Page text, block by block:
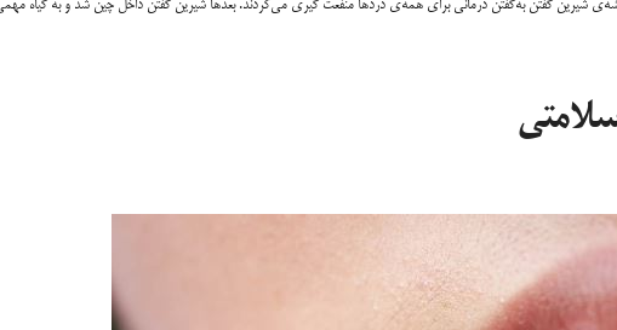
شیرین گفتن به‌گفتن درمانی برای همه‌ی دردها منفعت گیری می‌کردند. بعدها شیرین گفتن داخل چین شد و به گیاه